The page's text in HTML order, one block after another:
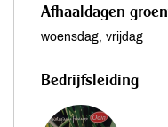
Afhaaldagen
woensdag, vrijdag
Bedrijfsleiding